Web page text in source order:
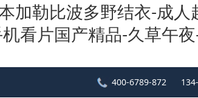
加勒比波多野结衣-成
看片国产精品-久草午
400-6789-872